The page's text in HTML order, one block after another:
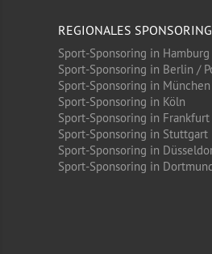
REGIONALES SPONSORING
Sport-Sponsoring in Hamburg
Sport-Sponsoring in Berlin /
Sport-Sponsoring in München
Sport-Sponsoring in Köln
Sport-Sponsoring in
Sport-Sponsoring in Stuttgart
Sport-Sponsoring in
Sport-Sponsoring in